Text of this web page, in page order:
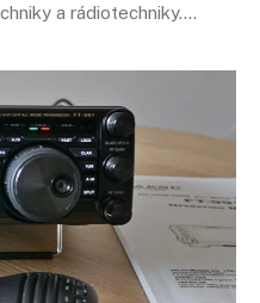
a rádiotechniky.…